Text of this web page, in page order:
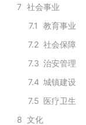
7 社会事业
7.1
教育事业
7.2 社会保障
7.3 治安管理
7.4 城镇建设
7.5 医疗卫生
8 文化